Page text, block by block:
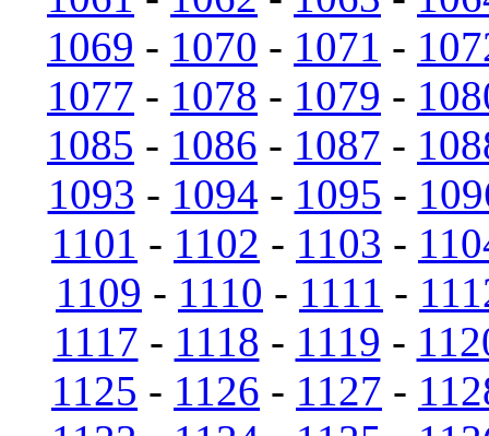
1069 - 1070 - 1071 -
1077 - 1078 - 1079 -
1085 - 1086 - 1087 -
1093 - 1094 - 1095 -
1101 - 1102 - 1103 -
1109 - 1110 - 1111 -
1117 - 1118 - 1119 -
1125 - 1126 - 1127 -